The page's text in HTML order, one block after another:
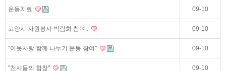
운동치료 09-10
고양시 자원봉사 박람회 참여.. 09-10
"이웃사랑 함께 나누기 운동 참여" 09-10
"천사들의 합창" 09-10